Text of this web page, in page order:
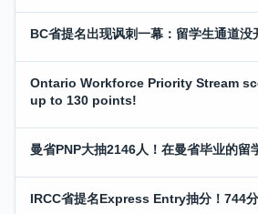
BC省提名出现讽刺一幕：留学生通道
Ontario Workforce Priority Stream
up to 130 points!
曼省PNP大抽2146人！在曼省毕业的留
IRCC省提名Express Entry抽分！744